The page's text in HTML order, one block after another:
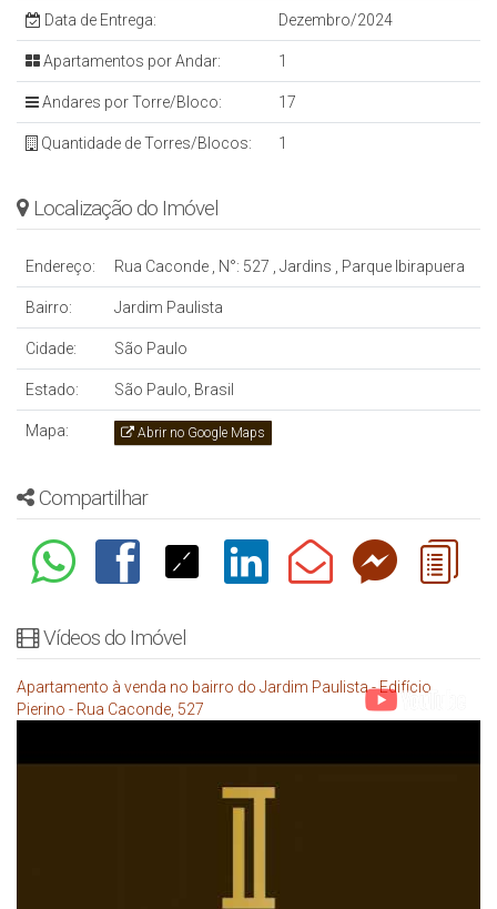
Data de Entrega: Dezembro/2024
Apartamentos por Andar: 1
Andares por Torre/Bloco: 17
Quantidade de Torres/Blocos: 1
Localização do Imóvel
Endereço: Rua Caconde , N°: 527 , Jardins , Parque Ibirapuera
Bairro: Jardim Paulista
Cidade: São Paulo
Estado: São Paulo, Brasil
Mapa: Abrir no Google Maps
Compartilhar
Vídeos do Imóvel
Apartamento à venda no bairro do Jardim Paulista - Edifício
Pierino - Rua Caconde, 527